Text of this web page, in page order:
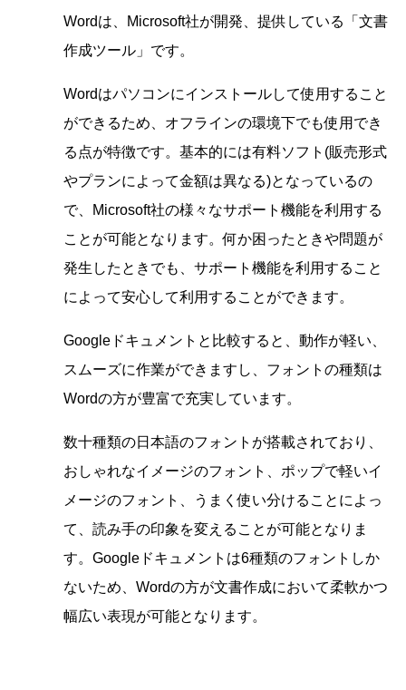
Wordは、Microsoft社が開発、提供している「文書
作成ツール」です。
Wordはパソコンにインストールして使用すること
ができるため、オフラインの環境下でも使用でき
る点が特徴です。基本的には有料ソフト(販売形式
やプランによって金額は異なる)となっているの
で、Microsoft社の様々なサポート機能を利用する
ことが可能となります。何か困ったときや問題が
発生したときでも、サポート機能を利用すること
によって安心して利用することができます。
Googleドキュメントと比較すると、動作が軽い、
スムーズに作業ができますし、フォントの種類は
Wordの方が豊富で充実しています。
数十種類の日本語のフォントが搭載されており、
おしゃれなイメージのフォント、ポップで軽いイ
メージのフォント、うまく使い分けることによっ
て、読み手の印象を変えることが可能となりま
す。Googleドキュメントは6種類のフォントしか
ないため、Wordの方が文書作成において柔軟かつ
幅広い表現が可能となります。